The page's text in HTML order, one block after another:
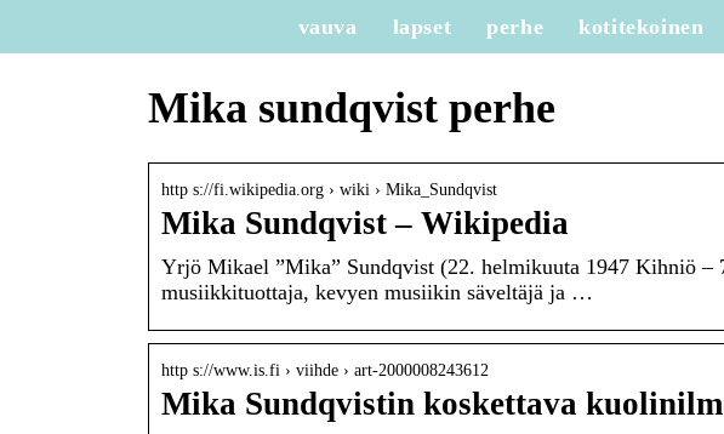
vauva lapset perhe kotitekoinen
Mika sundqvist perhe
http s://fi.wikipedia.org › wiki › Mika_Sundqvist
Mika Sundqvist – Wikipedia
Yrjö Mikael ”Mika” Sundqvist (22. helmikuuta 1947 Kihniö –
musiikkituottaja, kevyen musiikin säveltäjä ja …
http s://www.is.fi › viihde › art-2000008243612
Mika Sundqvistin koskettava